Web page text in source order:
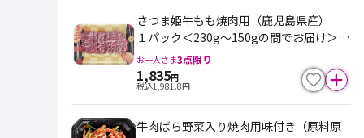
さつま姫牛もも焼肉用（鹿児島県産）
１パック＜230g～150gの間でお届け＞10
0ｇ当り798円 ※最終売価は100ｇ単価
×重量となります
お一人さま3点限り
1,835円
税込1,981.8円
牛肉ばら野菜入り焼肉用味付き（原料原